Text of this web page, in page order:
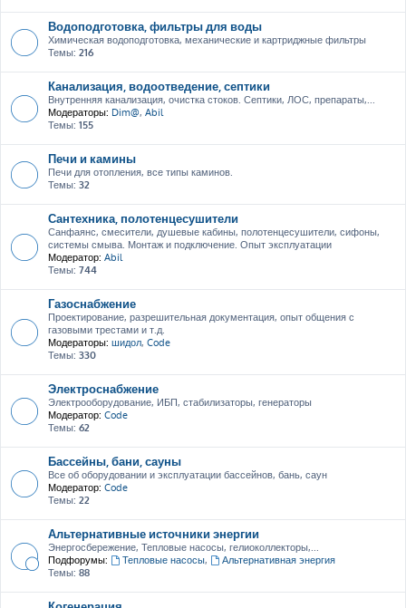
Водоподготовка, фильтры для воды
Химическая водоподготовка, механические и картриджные фильтры
Темы: 216
Канализация, водоотведение, септики
Внутренняя канализация, очистка стоков. Септики, ЛОС, препараты,...
Модераторы: Dim@, Abil
Темы: 155
Печи и камины
Печи для отопления, все типы каминов.
Темы: 32
Сантехника, полотенцесушители
Санфаянс, смесители, душевые кабины, полотенцесушители, сифоны,
системы смыва. Монтаж и подключение. Опыт эксплуатации
Модератор: Abil
Темы: 744
Газоснабжение
Проектирование, разрешительная документация, опыт общения с
газовыми трестами и т.д.
Модераторы: шидол, Code
Темы: 330
Электроснабжение
Электрооборудование, ИБП, стабилизаторы, генераторы
Модератор: Code
Темы: 62
Бассейны, бани, сауны
Все об оборудовании и эксплуатации бассейнов, бань, саун
Модератор: Code
Темы: 22
Альтернативные источники энергии
Энергосбережение, Тепловые насосы, гелиоколлекторы,...
Подфорумы:
Тепловые насосы,
Альтернативная энергия
Темы: 88